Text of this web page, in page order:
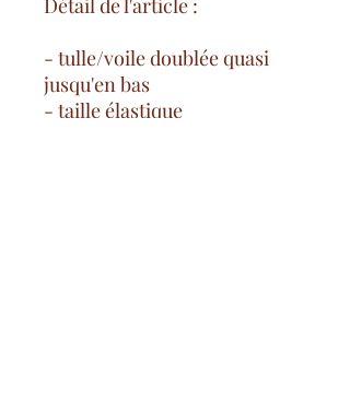
Détail de l'article :
- tulle/voile doublée quasi
jusqu'en bas
- taille élastique